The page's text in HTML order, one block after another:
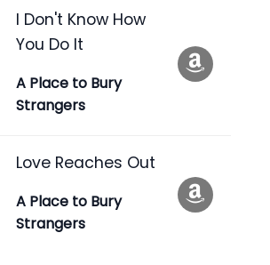
I Don't Know How
You Do It
A Place to Bury
Strangers
Love Reaches Out
A Place to Bury
Strangers